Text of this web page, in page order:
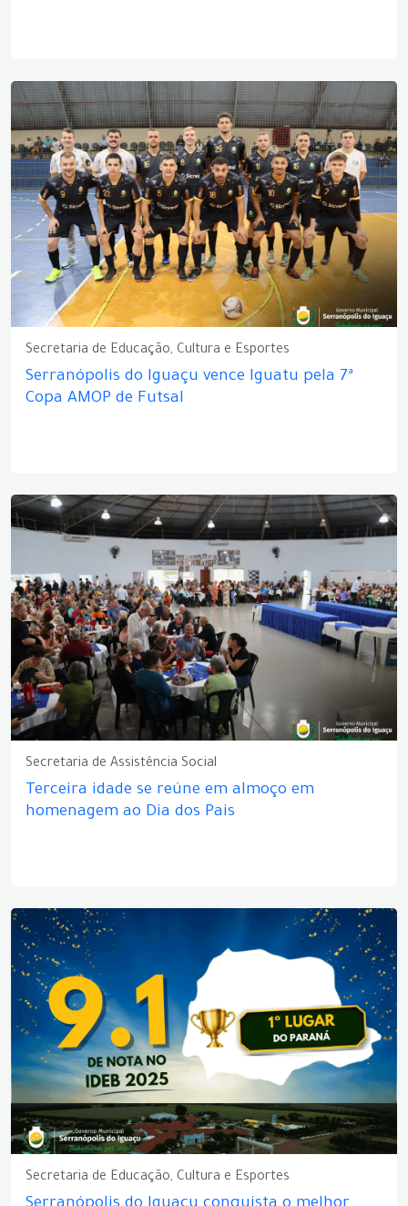
Secretaria de Educação, Cultura e Esportes
Serranópolis do Iguaçu vence Iguatu pela 7ª
Copa AMOP de Futsal
Secretaria de Assistência Social
Terceira idade se reúne em almoço em
homenagem ao Dia dos Pais
Secretaria de Educação, Cultura e Esportes